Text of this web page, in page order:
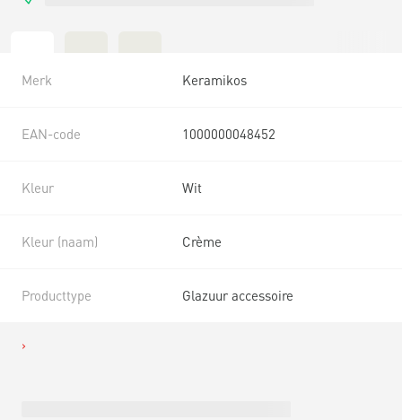
Merk Keramikos
EAN-code 1000000048452
Kleur Wit
Kleur (naam) Crème
Producttype Glazuur accessoire